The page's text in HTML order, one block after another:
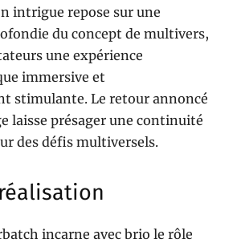
intrigue repose sur une
du concept de multivers,
une expérience
immersive et
stimulante. Le retour annoncé
laisse présager une continuité
des défis multiversels.
incarne avec brio le rôle